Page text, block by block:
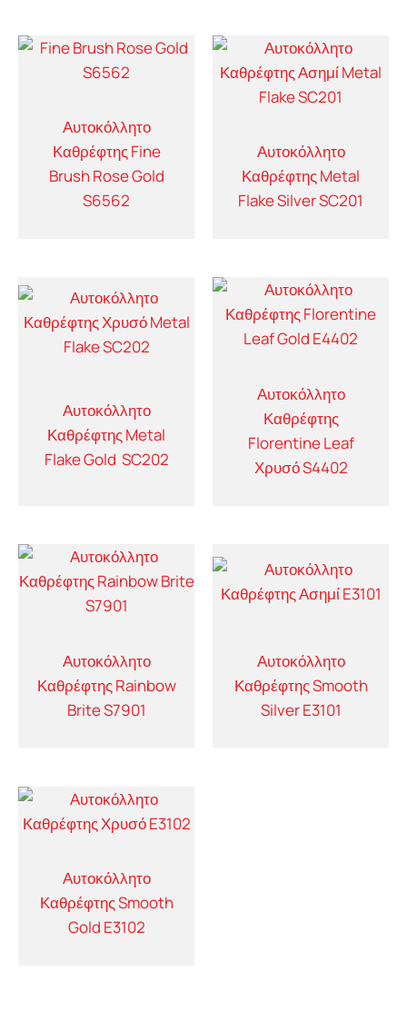
Αυτοκόλλητο
Καθρέφτης Fine
Brush Rose Gold
S6562
Αυτοκόλλητο
Καθρέφτης Metal
Flake Silver SC201
Αυτοκόλλητο
Καθρέφτης Metal
Flake Gold SC202
Αυτοκόλλητο
Καθρέφτης
Florentine Leaf
Χρυσό S4402
Αυτοκόλλητο
Καθρέφτης Rainbow
Brite S7901
Αυτοκόλλητο
Καθρέφτης Smooth
Silver E3101
Αυτοκόλλητο
Καθρέφτης Smooth
Gold E3102